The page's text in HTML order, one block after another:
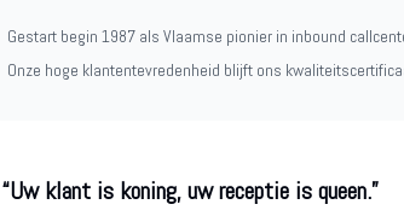
Gestart begin 1987 als Vlaamse pionier in inbound
Onze hoge klantentevredenheid blijft ons
“Uw klant is koning, uw receptie is queen.”